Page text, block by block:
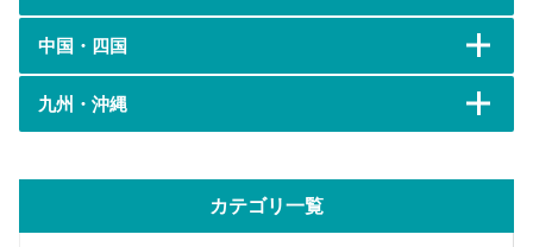
中国・四国
九州・沖縄
カテゴリ一覧